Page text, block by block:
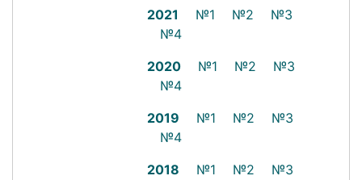
2021
№1 №2
№3
№4
2020
№1 №2
№3
№4
2019
№1 №2
№3
№4
2018
№1 №2
№3